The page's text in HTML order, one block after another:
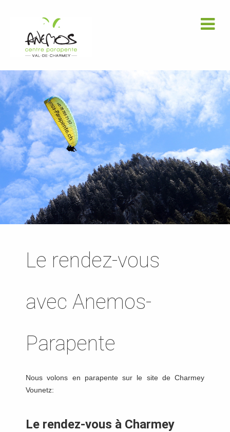
Le rendez-vous
avec Anemos-
Parapente
Nous volons en parapente sur le site de Charmey
Vounetz:
Le rendez-vous à Charmey